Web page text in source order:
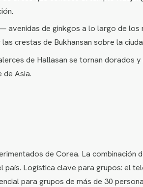
avenidas de ginkgos a lo largo de los
crestas de Bukhansan sobre la
de Hallasan se tornan dorados
de Asia.
de Corea. La combinación
Logística clave para grupos: el
para grupos de más de 30